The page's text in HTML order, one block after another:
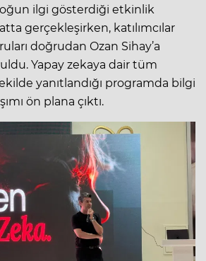
ilgi gösterdiği etkinlik
gerçekleşirken, katılımcılar
doğrudan Ozan Sihay’a
Yapay zekaya dair tüm
yanıtlandığı programda bilgi
ön plana çıktı.